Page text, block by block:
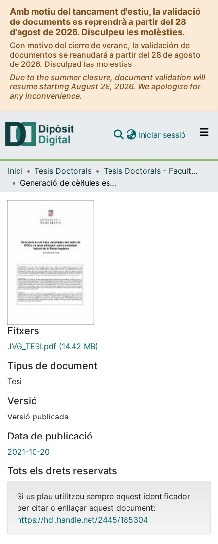
Amb motiu del tancament d'estiu, la validació
de documents es reprendrà a partir del 28
d'agost de 2026. Disculpeu les molèsties.
Con motivo del cierre de verano, la validación de
documentos se reanudará a partir del 28 de agosto
de 2026. Disculpad las molestias
Due to the summer closure, document validation will
resume starting August 28, 2026. We apologize for
any inconvenience.
Navega per tot el DD
Iniciar sessió (current)
Inici Tesis Doctorals
Tesis Doctorals - Facultat - Medicina i Ciències de la Salut
Generació de cèl·lules estrellades derivades de iPSCs i la seva utilització com a model per l'estudi de la fibrosi hepàtica
Fitxers
JVG_TESI.pdf (14.42 MB)
Tipus de document
Tesi
Versió
Versió publicada
Data de publicació
2021-10-20
Tots els drets reservats
Si us plau utilitzeu sempre aquest identificador
per citar o enllaçar aquest document:
https://hdl.handle.net/2445/185304